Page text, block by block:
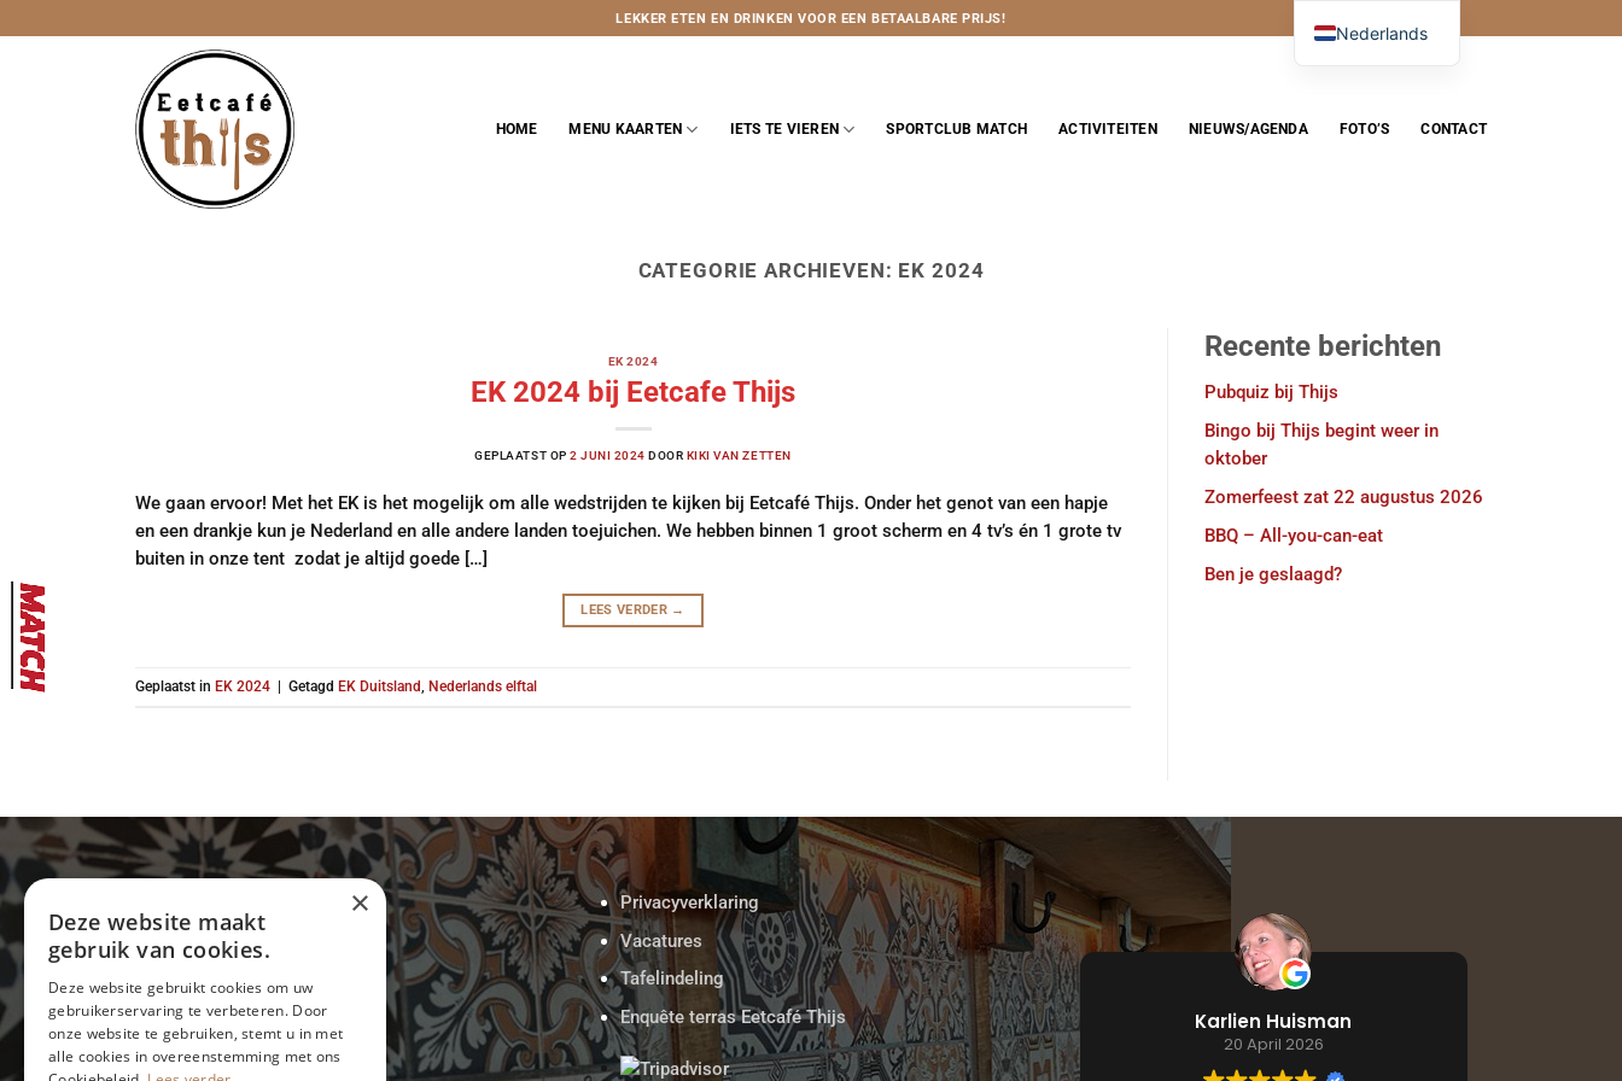
naar
LEKKER ETEN EN DRINKEN VOOR EEN BETAALBARE PRIJS!
HOME MENU KAARTEN IETS TE VIEREN SPORTCLUB MATCH ACTIVITEITEN NIEUWS/AGENDA FOTO’S CONTACT
CATEGORIE ARCHIEVEN: EK 2024
EK 2024
EK 2024 bij Eetcafe Thijs
GEPLAATST OP2 JUNI 2024 DOOR KIKI VAN ZETTEN
We gaan ervoor! Met het EK is het mogelijk om alle wedstrijden te kijken bij Eetcafé Thijs. Onder het genot van een hapje
en een drankje kun je Nederland en alle andere landen toejuichen. We hebben binnen 1 groot scherm en 4 tv’s én 1 grote tv
buiten in onze tent zodat je altijd goede […]
LEES VERDER →
Geplaatst in EK 2024 | Getagd EK Duitsland Nederlands elftal
Recente berichten
Pubquiz bij Thijs
Bingo bij Thijs begint weer in
oktober
Zomerfeest zat 22 augustus 2026
BBQ – All-you-can-eat
Ben je geslaagd?
Sint Gilleshof 5
020 669 58 80
info@eetcafe-thijs.nl
Privacyverklaring
Vacatures
Tafelindeling
Enquête terras Eetcafé Thijs
Karlien Huisman
20 April 2026
Nederlands
×
Deze website maakt
gebruik van cookies.
Deze website gebruikt cookies om uw
gebruikerservaring te verbeteren. Door
onze website te gebruiken, stemt u in met
alle cookies in overeenstemming met ons